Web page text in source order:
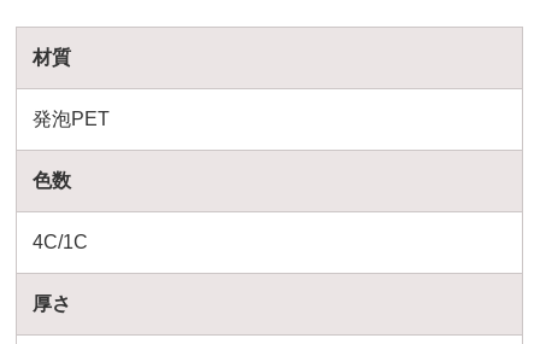
材質
発泡PET
色数
4C/1C
厚さ